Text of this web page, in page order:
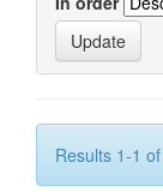
Results 1-1